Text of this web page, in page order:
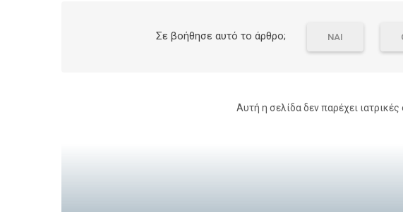
Σε βοήθησε αυτό το άρθρο; ΝΑΙ
Αυτή η σελίδα δεν παρέχει ιατρικές